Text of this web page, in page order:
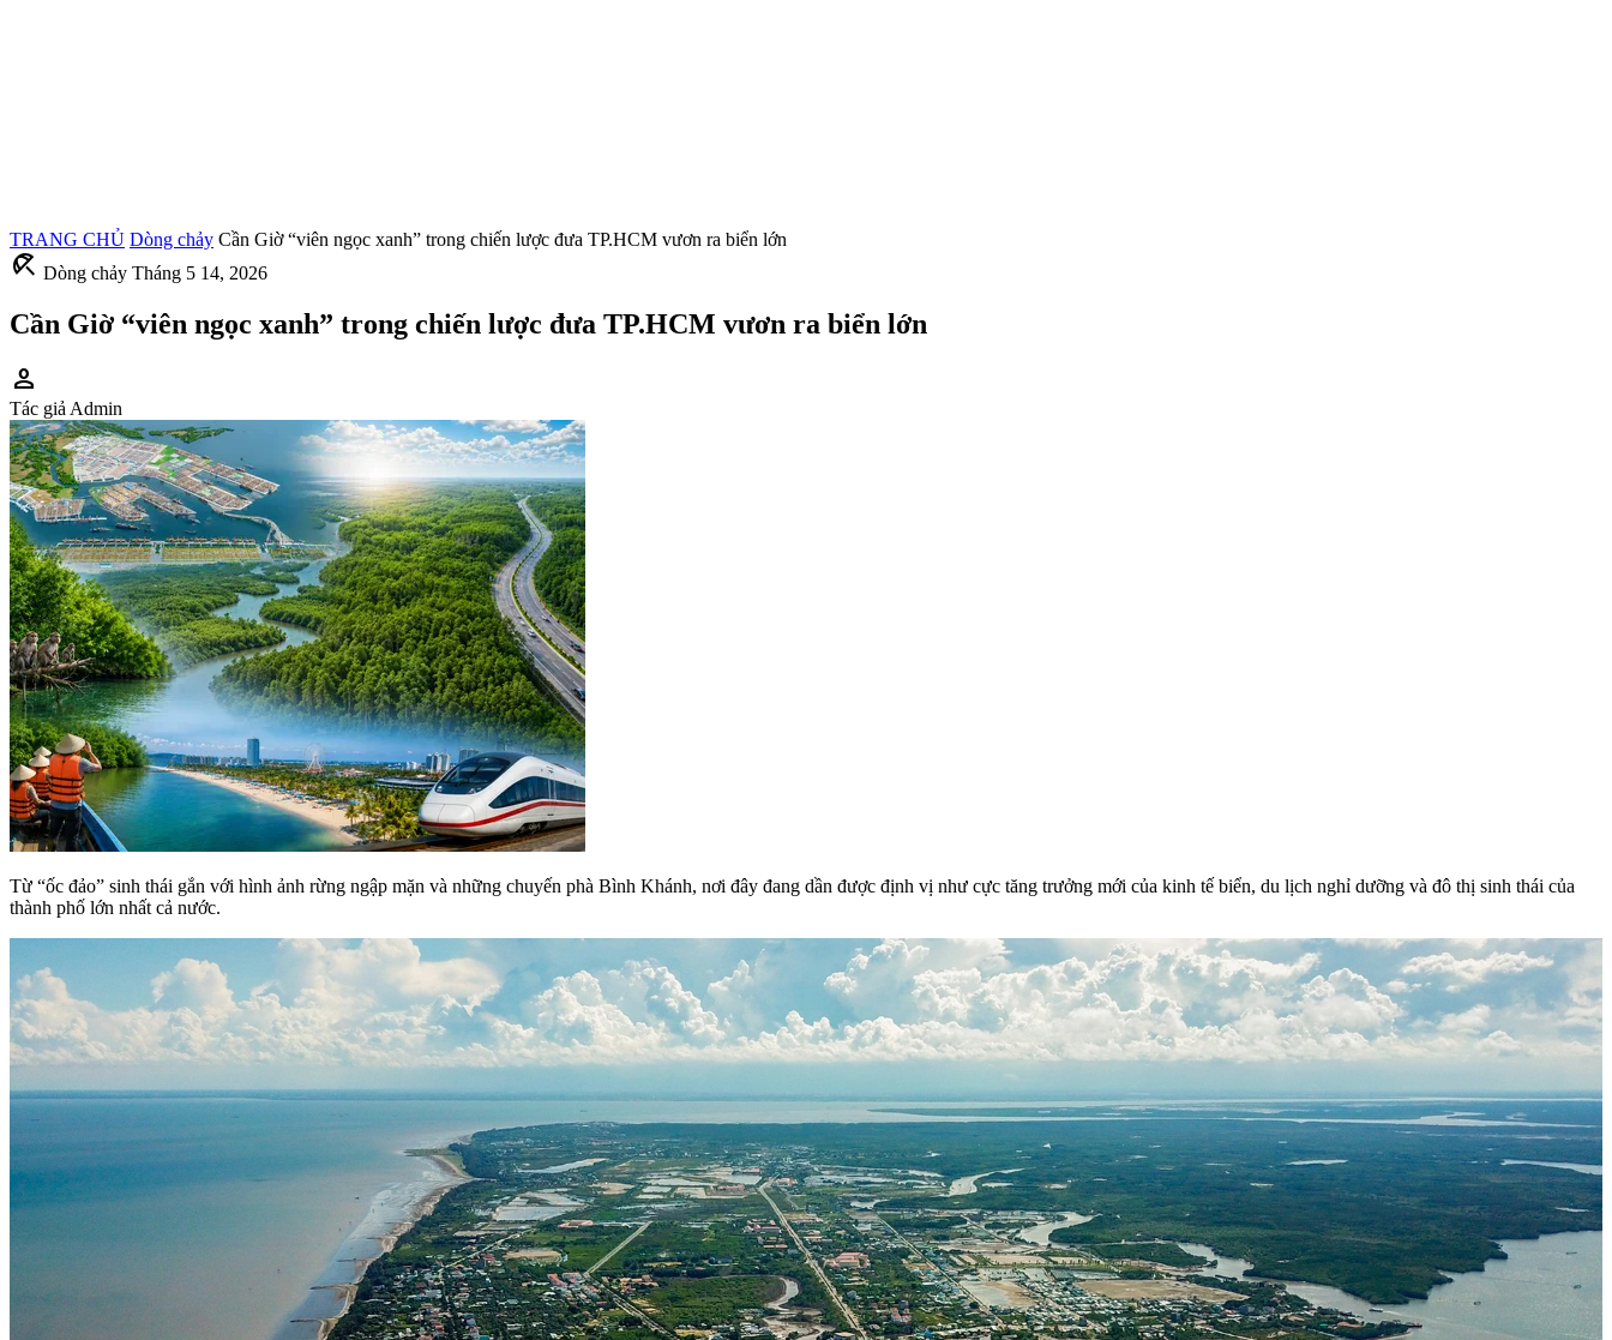
TRANG CHỦ Dòng chảy Cần Giờ “viên ngọc xanh” trong chiến lược đưa TP.HCM vươn ra biển lớn
beach_access Dòng chảy Tháng 5 14, 2026
Cần Giờ “viên ngọc xanh” trong chiến lược đưa TP.HCM vươn ra biển lớn
person
Tác giả Admin
Từ “ốc đảo” sinh thái gắn với hình ảnh rừng ngập mặn và những chuyến phà Bình Khánh, nơi đây đang dần được định vị như cực tăng trưởng mới của kinh tế biển, du lịch nghỉ dưỡng và đô thị sinh thái của
thành phố lớn nhất cả nước.